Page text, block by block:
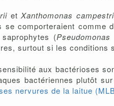
etXanthomonas
se comporteraient comme
(
surtout si les conditions
aux bactérioses
bactériennes plutôt
nervures de la laitue